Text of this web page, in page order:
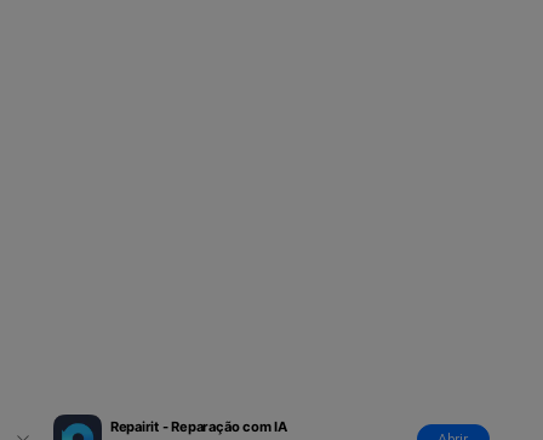
Repairit - Reparação com IA